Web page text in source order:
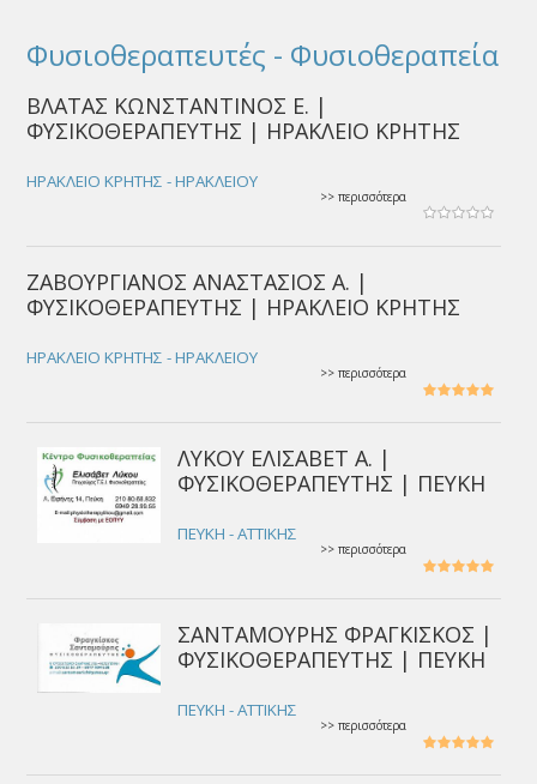
Φυσιοθεραπευτές - Φυσιοθεραπεία
ΒΛΑΤΑΣ ΚΩΝΣΤΑΝΤΙΝΟΣ Ε. |
ΦΥΣΙΚΟΘΕΡΑΠΕΥΤΗΣ | ΗΡΑΚΛΕΙΟ ΚΡΗΤΗΣ
ΗΡΑΚΛΕΙΟ ΚΡΗΤΗΣ - ΗΡΑΚΛΕΙΟΥ
>> περισσότερα
ΖΑΒΟΥΡΓΙΑΝΟΣ ΑΝΑΣΤΑΣΙΟΣ Α. |
ΦΥΣΙΚΟΘΕΡΑΠΕΥΤΗΣ | ΗΡΑΚΛΕΙΟ ΚΡΗΤΗΣ
ΗΡΑΚΛΕΙΟ ΚΡΗΤΗΣ - ΗΡΑΚΛΕΙΟΥ
>> περισσότερα
ΛΥΚΟΥ ΕΛΙΣΑΒΕΤ Α. |
ΦΥΣΙΚΟΘΕΡΑΠΕΥΤΗΣ | ΠΕΥΚΗ
ΠΕΥΚΗ - ΑΤΤΙΚΗΣ
>> περισσότερα
ΣΑΝΤΑΜΟΥΡΗΣ ΦΡΑΓΚΙΣΚΟΣ |
ΦΥΣΙΚΟΘΕΡΑΠΕΥΤΗΣ | ΠΕΥΚΗ
ΠΕΥΚΗ - ΑΤΤΙΚΗΣ
>> περισσότερα